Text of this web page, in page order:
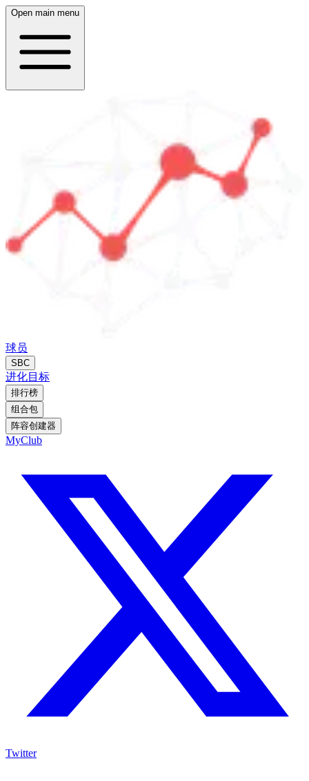
Open main menu
球员
SBC
进化目标
排行榜
组合包
阵容创建器
MyClub
Twitter